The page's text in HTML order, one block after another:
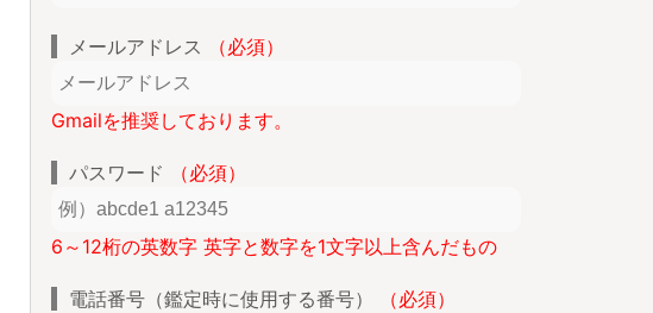
メールアドレス （必須）
Gmailを推奨しております。
パスワード （必須）
6～12桁の英数字 英字と数字を1文字以上含んだもの
電話番号（鑑定時に使用する番号） （必須）